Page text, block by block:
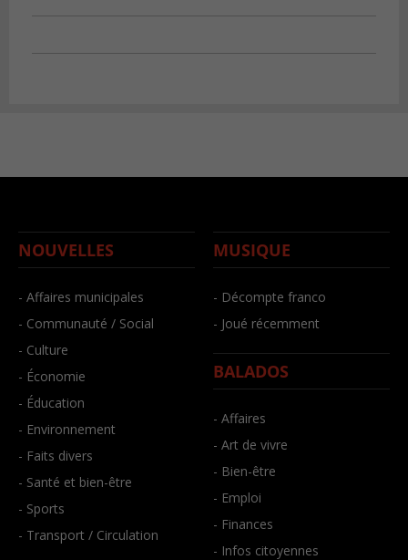
NOUVELLES
- Affaires municipales
- Communauté / Social
- Culture
- Économie
- Éducation
- Environnement
- Faits divers
- Santé et bien-être
- Sports
- Transport / Circulation
MUSIQUE
- Décompte franco
- Joué récemment
BALADOS
- Affaires
- Art de vivre
- Bien-être
- Emploi
- Finances
- Infos citoyennes